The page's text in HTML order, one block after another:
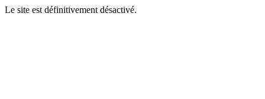
Le site est définitivement désactivé.